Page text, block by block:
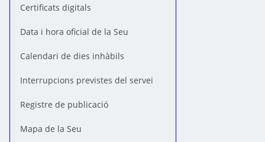
Certificats digitals
Data i hora oficial de la Seu
Calendari de dies inhàbils
Interrupcions previstes del servei
Registre de publicació
Mapa de la Seu